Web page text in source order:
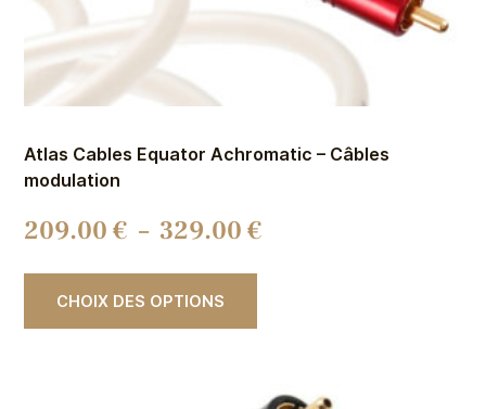
Atlas Cables Equator Achromatic – Câbles
modulation
209.00€ – 329.00€
CHOIX DES OPTIONS